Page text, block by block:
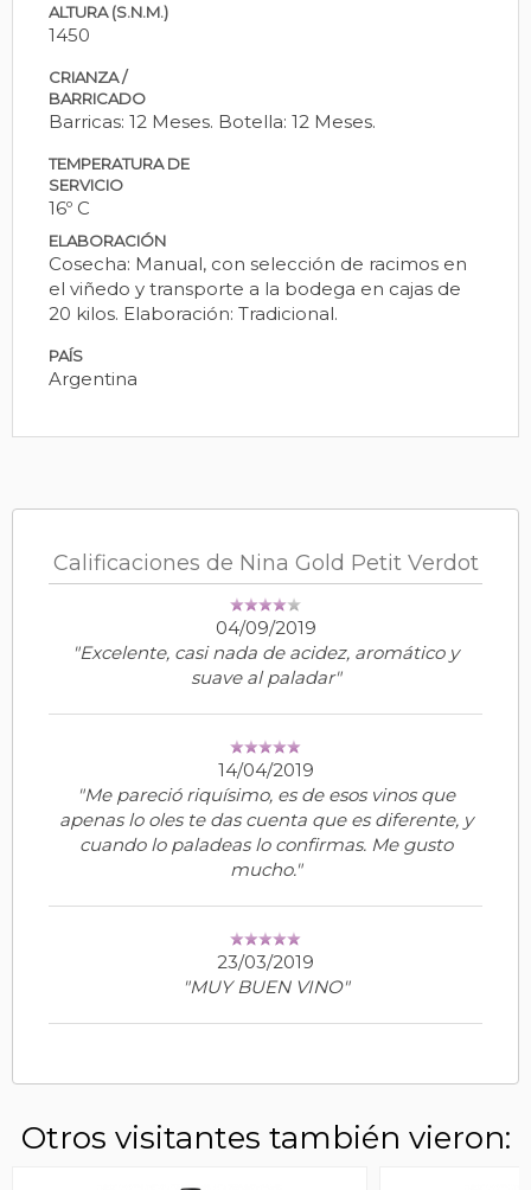
ALTURA (S.N.M.)
1450
CRIANZA /
BARRICADO
Barricas: 12 Meses. Botella: 12 Meses.
TEMPERATURA DE
SERVICIO
16º C
ELABORACIÓN
Cosecha: Manual, con selección de racimos en
el viñedo y transporte a la bodega en cajas de
20 kilos. Elaboración: Tradicional.
PAÍS
Argentina
Calificaciones de Nina Gold Petit Verdot
04/09/2019
"Excelente, casi nada de acidez, aromático y
suave al paladar"
14/04/2019
"Me pareció riquísimo, es de esos vinos que
apenas lo oles te das cuenta que es diferente, y
cuando lo paladeas lo confirmas. Me gusto
mucho."
23/03/2019
"MUY BUEN VINO"
Otros visitantes también vieron: